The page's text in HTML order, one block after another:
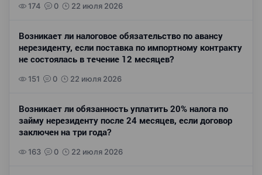
174 0 22 июля 2026
Возникает ли налоговое обязательство по авансу
нерезиденту, если поставка по импортному контракту
не состоялась в течение 12 месяцев?
151 0 22 июля 2026
Возникает ли обязанность уплатить 20% налога по
займу нерезиденту после 24 месяцев, если договор
заключен на три года?
163 0 22 июля 2026